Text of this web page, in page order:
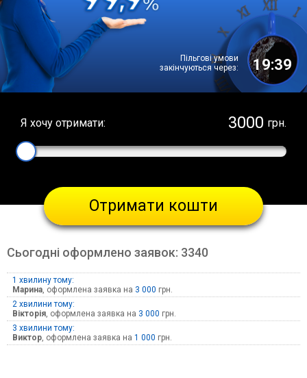
Пільгові умови
закінчуються через:
19:38
Я хочу отримати: грн.
Отримати кошти
Сьогодні оформлено заявок: 3340
1 хвилину тому:
Марина, оформлена заявка на 3 000 грн.
2 хвилини тому:
Вікторія, оформлена заявка на 3 000 грн.
3 хвилини тому:
Виктор, оформлена заявка на 1 000 грн.